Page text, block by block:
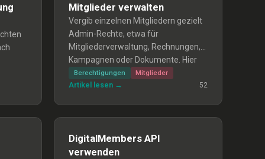
Mitglieder verwalten
Vergib einzelnen Mitgliedern gezielt
Admin-Rechte, etwa für
Mitgliederverwaltung, Rechnungen,
Kampagnen oder Dokumente. Hier
erfährst du, was jede Rolle genau
kann.
Berechtigungen Mitglieder
Artikel lesen → 52
DigitalMembers API
verwenden